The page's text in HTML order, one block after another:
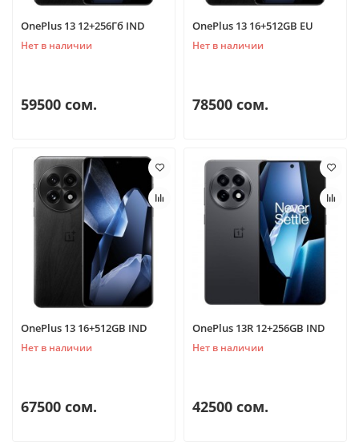
OnePlus 13 12+256Гб IND
Нет в наличии
59500 сом.
OnePlus 13 16+512GB EU
Нет в наличии
78500 сом.
OnePlus 13 16+512GB IND
Нет в наличии
67500 сом.
OnePlus 13R 12+256GB IND
Нет в наличии
42500 сом.